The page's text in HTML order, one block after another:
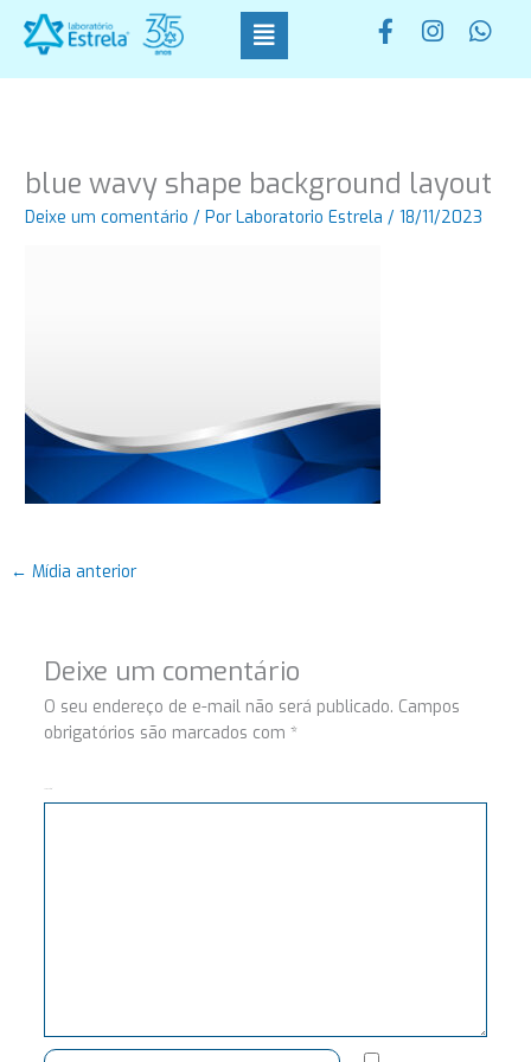
para
F
a
c
o
k
-
I
n
s
r
a
m
W
h
a
p
p
blue wavy shape background layout
Deixe um comentário / PorLaboratorio Estrela/18/11/2023
← Mídia anterior
Deixe um comentário
O seu endereço de e-mail não será publicado. Campos
obrigatórios são marcados com *